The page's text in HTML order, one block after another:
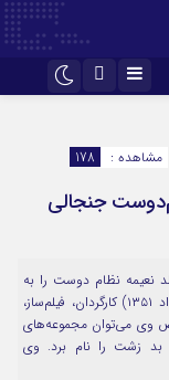
مشاهده : 178
جنجالی
نعیمه نظام دوست را به
شکلی صمیمانه تبریک گفت. منوچهر هادی (زادهٔ ۲۸ مرداد ۱۳۵۱) کارگردان، فیلم‌ساز،
وی می‌توان مجموعه‌های
بد زشت را نام برد. وی